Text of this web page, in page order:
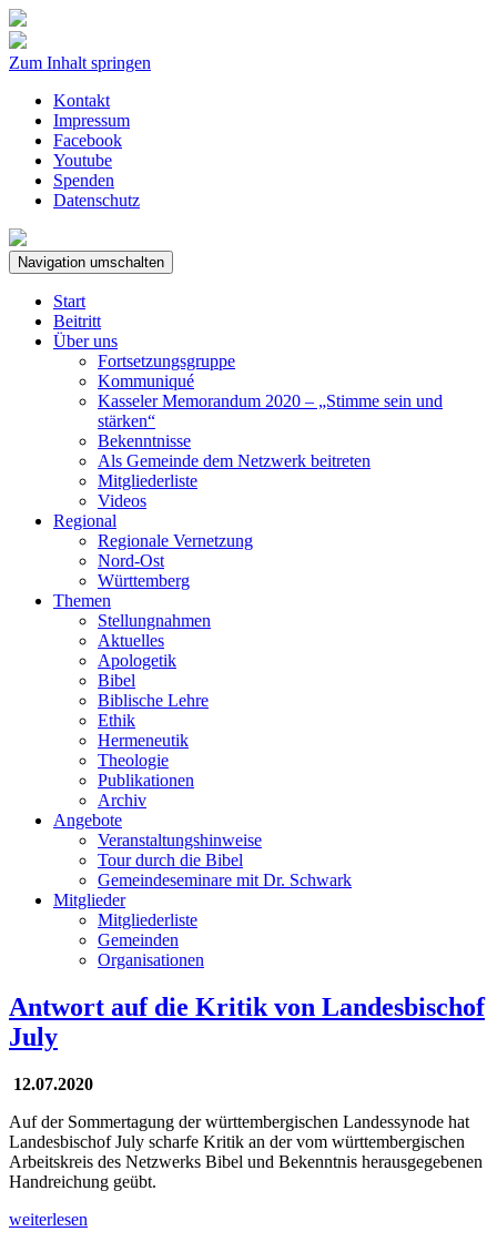
Zum Inhalt springen
Kontakt
Impressum
Facebook
Youtube
Spenden
Datenschutz
Navigation umschalten
Start
Beitritt
Über uns
Fortsetzungsgruppe
Kommuniqué
Kasseler Memorandum 2020 – „Stimme sein und
stärken“
Bekenntnisse
Als Gemeinde dem Netzwerk beitreten
Mitgliederliste
Videos
Regional
Regionale Vernetzung
Nord-Ost
Württemberg
Themen
Stellungnahmen
Aktuelles
Apologetik
Bibel
Biblische Lehre
Ethik
Hermeneutik
Theologie
Publikationen
Archiv
Angebote
Veranstaltungshinweise
Tour durch die Bibel
Gemeindeseminare mit Dr. Schwark
Mitglieder
Mitgliederliste
Gemeinden
Organisationen
Antwort auf die Kritik von Landesbischof
July
12.07.2020
Auf der Sommertagung der württembergischen Landessynode hat
Landesbischof July scharfe Kritik an der vom württembergischen
Arbeitskreis des Netzwerks Bibel und Bekenntnis herausgegebenen
Handreichung geübt.
weiterlesen